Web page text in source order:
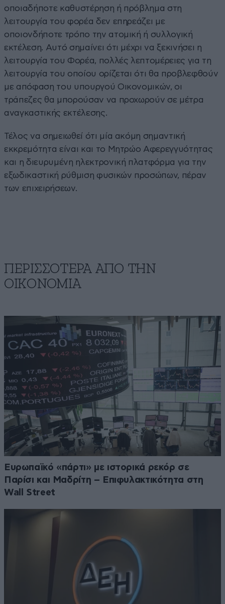
οποιαδήποτε καθυστέρηση ή πρόβλημα στη
λειτουργία του φορέα δεν επηρεάζει με
οποιονδήποτε τρόπο την ατομική ή συλλογική
εκτέλεση. Αυτό σημαίνει ότι μέχρι να ξεκινήσει η
λειτουργία του Φορέα, πολλές λεπτομέρειες για τη
λειτουργία του οποίου ορίζεται ότι θα προβλεφθούν
με απόφαση του υπουργού Οικονομικών, οι
τράπεζες θα μπορούσαν να προχωρούν σε μέτρα
αναγκαστικής εκτέλεσης.
Τέλος να σημειωθεί ότι μία ακόμη σημαντική
εκκρεμότητα είναι και το Μητρώο Αφερεγγυότητας
και η διευρυμένη ηλεκτρονική πλατφόρμα για την
εξωδικαστική ρύθμιση φυσικών προσώπων, πέραν
των επιχειρήσεων.
ΠΕΡΙΣΣΟΤΕΡΑ ΑΠΟ ΤΗΝ
ΟΙΚΟΝΟΜΙΑ
Ευρωπαϊκό «πάρτι» με ιστορικά ρεκόρ σε
Παρίσι και Μαδρίτη – Επιφυλακτικότητα στη
Wall Street